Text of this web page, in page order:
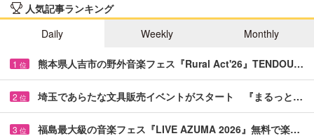
人気記事ランキング
Daily
Weekly Monthly
1 位 熊本県人吉市の野外音楽フェス『Rural Act'26』TENDOU…
2 位 埼玉であらたな文具販売イベントがスタート 『まるっと…
3 位 福島最大級の音楽フェス『LIVE AZUMA 2026』無料で楽…